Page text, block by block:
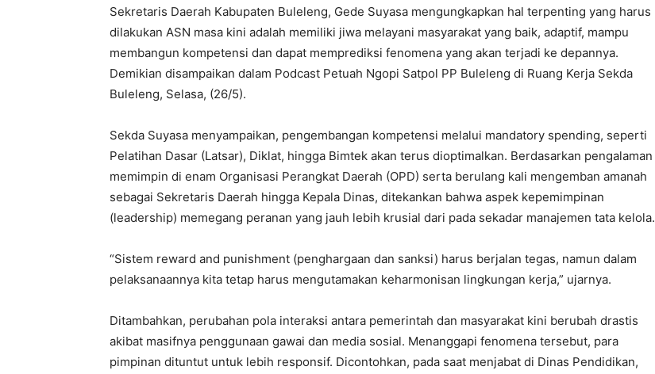
Sekretaris Daerah Kabupaten Buleleng, Gede Suyasa mengungkapkan hal terpenting yang harus
dilakukan ASN masa kini adalah memiliki jiwa melayani masyarakat yang baik, adaptif, mampu
membangun kompetensi dan dapat memprediksi fenomena yang akan terjadi ke depannya.
Demikian disampaikan dalam Podcast Petuah Ngopi Satpol PP Buleleng di Ruang Kerja Sekda
Buleleng, Selasa, (26/5).
Sekda Suyasa menyampaikan, pengembangan kompetensi melalui mandatory spending, seperti
Pelatihan Dasar (Latsar), Diklat, hingga Bimtek akan terus dioptimalkan. Berdasarkan pengalaman
memimpin di enam Organisasi Perangkat Daerah (OPD) serta berulang kali mengemban amanah
sebagai Sekretaris Daerah hingga Kepala Dinas, ditekankan bahwa aspek kepemimpinan
(leadership) memegang peranan yang jauh lebih krusial dari pada sekadar manajemen tata kelola.
“Sistem reward and punishment (penghargaan dan sanksi) harus berjalan tegas, namun dalam
pelaksanaannya kita tetap harus mengutamakan keharmonisan lingkungan kerja,” ujarnya.
Ditambahkan, perubahan pola interaksi antara pemerintah dan masyarakat kini berubah drastis
akibat masifnya penggunaan gawai dan media sosial. Menanggapi fenomena tersebut, para
pimpinan dituntut untuk lebih responsif. Dicontohkan, pada saat menjabat di Dinas Pendidikan,